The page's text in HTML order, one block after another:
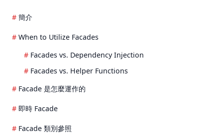
簡介
When to Utilize Facades
Facades vs. Dependency Injection
Facades vs. Helper Functions
Facade 是怎麼運作的
即時 Facade
Facade 類別參照